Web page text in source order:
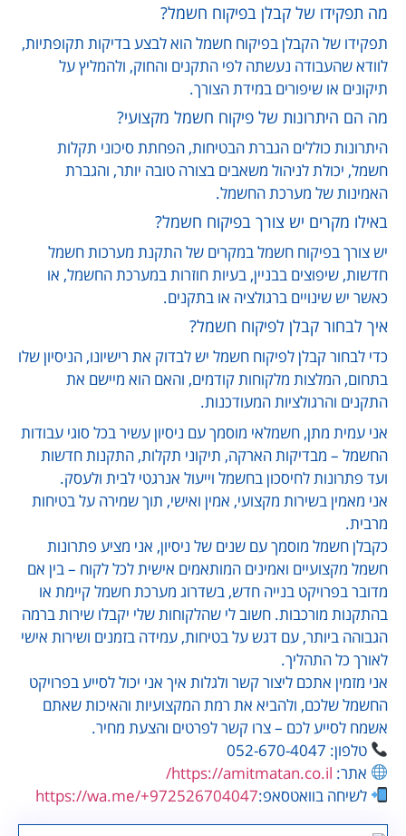
מה תפקידו של קבלן בפיקוח חשמל?
תפקידו של הקבלן בפיקוח חשמל הוא לבצע בדיקות תקופתיות,
לוודא שהעבודה נעשתה לפי התקנים והחוק, ולהמליץ על
תיקונים או שיפורים במידת הצורך.
מה הם היתרונות של פיקוח חשמל מקצועי?
היתרונות כוללים הגברת הבטיחות, הפחתת סיכוני תקלות
חשמל, יכולת לניהול משאבים בצורה טובה יותר, והגברת
האמינות של מערכת החשמל.
באילו מקרים יש צורך בפיקוח חשמל?
יש צורך בפיקוח חשמל במקרים של התקנת מערכות חשמל
חדשות, שיפוצים בבניין, בעיות חוזרות במערכת החשמל, או
כאשר יש שינויים ברגולציה או בתקנים.
איך לבחור קבלן לפיקוח חשמל?
כדי לבחור קבלן לפיקוח חשמל יש לבדוק את רישיונו, הניסיון שלו
בתחום, המלצות מלקוחות קודמים, והאם הוא מיישם את
התקנים והרגולציות המעודכנות.
אני עמית מתן, חשמלאי מוסמך עם ניסיון עשיר בכל סוגי עבודות
החשמל – מבדיקות הארקה, תיקוני תקלות, התקנות חדשות
ועד פתרונות לחיסכון בחשמל וייעול אנרגטי לבית ולעסק.
אני מאמין בשירות מקצועי, אמין ואישי, תוך שמירה על בטיחות
מרבית.
כקבלן חשמל מוסמך עם שנים של ניסיון, אני מציע פתרונות
חשמל מקצועיים ואמינים המותאמים אישית לכל לקוח – בין אם
מדובר בפרויקט בנייה חדש, בשדרוג מערכת חשמל קיימת או
בהתקנות מורכבות. חשוב לי שהלקוחות שלי יקבלו שירות ברמה
הגבוהה ביותר, עם דגש על בטיחות, עמידה בזמנים ושירות אישי
לאורך כל התהליך.
אני מזמין אתכם ליצור קשר ולגלות איך אני יכול לסייע בפרויקט
החשמל שלכם, ולהביא את רמת המקצועיות והאיכות שאתם
אשמח לסייע לכם – צרו קשר לפרטים והצעת מחיר.
טלפון: 052-670-4047
אתר: https://amitmatan.co.il/
לשיחה בוואטסאפ:https://wa.me/+972526704047